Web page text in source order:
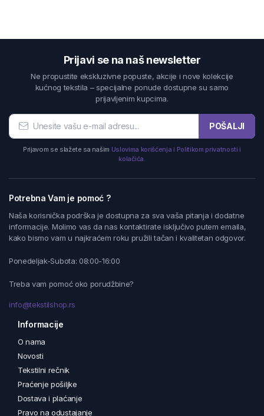
Prijavi se na naš newsletter
Ne propustite ekskluzivne popuste, akcije i nove kolekcije
kućnog tekstila – specijalne ponude dostupne su samo
prijavljenim kupcima.
POŠALJI
Prijavom se slažete sa našim Uslovima korišćenja i Politikom privatnosti i
kolačića.
Potrebna Vam je pomoć ?
Naša korisnička podrška je dostupna za sva vaša pitanja i dodatne
informacije. Molimo vas da nas kontaktirate isključivo putem emaila,
kako bismo vam u najkraćem roku pružili tačan i kvalitetan odgovor.
Ponedeljak-Subota: 08:00-16:00
Treba vam pomoć oko porudžbine?
info@tekstilshop.rs
Informacije
O nama
Novosti
Tekstilni rečnik
Praćenje pošiljke
Dostava i plaćanje
Pravo na odustajanje